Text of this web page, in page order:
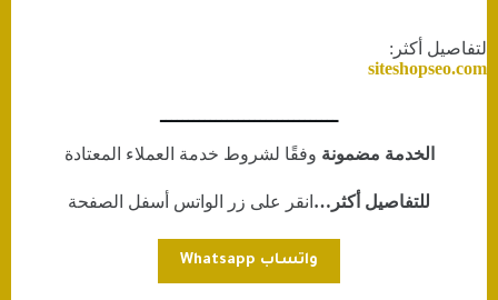
لتفاصيل أكثر:
siteshopseo.com
ــــــــــــــــــــــــــــــــ
الخدمة مضمونة وفقًا لشروط خدمة العملاء المعتادة
للتفاصيل أكثر… انقر على زر الواتس أسفل الصفحة
واتساب Whatsapp